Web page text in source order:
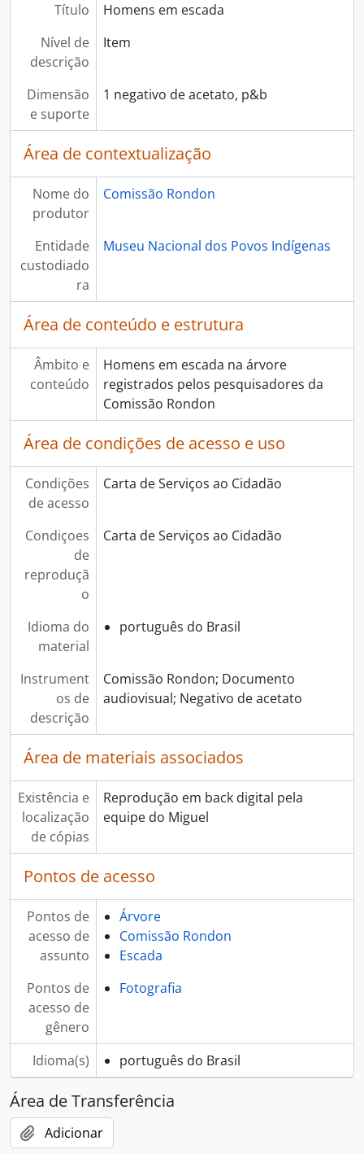
Título
Homens em escada
Nível de
descrição
Item
Dimensão
e suporte
1 negativo de acetato, p&b
Área de contextualização
Nome do
produtor
Comissão Rondon
Entidade
custodiado
ra
Museu Nacional dos Povos Indígenas
Área de conteúdo e estrutura
Âmbito e
conteúdo
Homens em escada na árvore
registrados pelos pesquisadores da
Comissão Rondon
Área de condições de acesso e uso
Condições
de acesso
Carta de Serviços ao Cidadão
Condiçoes
de
reproduçã
o
Carta de Serviços ao Cidadão
Idioma do
material
português do Brasil
Instrument
os de
descrição
Comissão Rondon; Documento
audiovisual; Negativo de acetato
Área de materiais associados
Existência e
localização
de cópias
Reprodução em back digital pela
equipe do Miguel
Pontos de acesso
Pontos de
acesso de
assunto
Árvore
Comissão Rondon
Escada
Pontos de
acesso de
gênero
Fotografia
Idioma(s) português do Brasil
Área de Transferência
Adicionar